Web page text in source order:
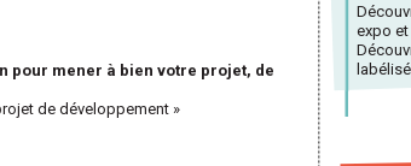
pour mener à bien votre projet, de
de développement »
expo